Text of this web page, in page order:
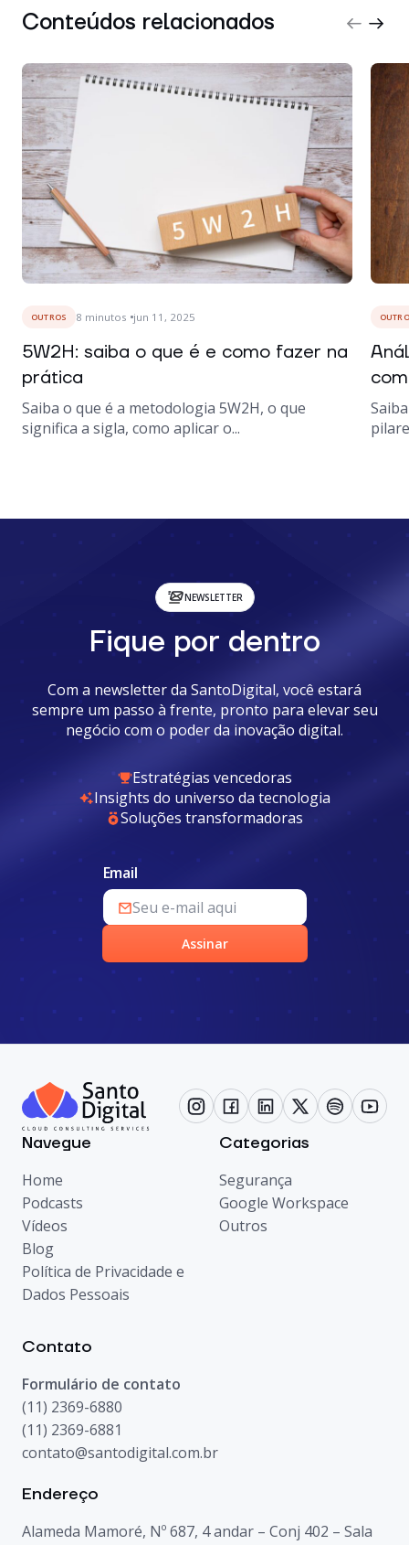
Conteúdos relacionados
OUTROS 8 minutos jun 11, 2025
5W2H: saiba o que é e como fazer na
prática
Saiba o que é a metodologia 5W2H, o que
significa a sigla, como aplicar o...
NEWSLETTER
Fique por dentro
Com a newsletter da SantoDigital, você estará
sempre um passo à frente, pronto para elevar seu
negócio com o poder da inovação digital.
Estratégias vencedoras
Insights do universo da tecnologia
Soluções transformadoras
Email
Assinar
Navegue
Home
Podcasts
Vídeos
Blog
Política de Privacidade e
Dados Pessoais
Categorias
Segurança
Google Workspace
Outros
Contato
Formulário de contato
(11) 2369-6880
(11) 2369-6881
contato@santodigital.com.br
Endereço
Alameda Mamoré, Nº 687, 4 andar – Conj 402 – Sala